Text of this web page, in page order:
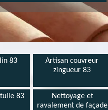
83
Artisan couvreur
zingueur 83
83
Nettoyage et
ravalement de façade